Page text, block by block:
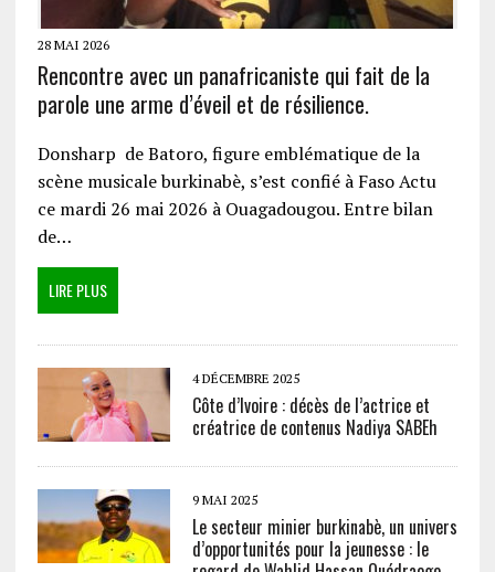
28 MAI 2026
Rencontre avec un panafricaniste qui fait de la
parole une arme d’éveil et de résilience.
Donsharp de Batoro, figure emblématique de la
scène musicale burkinabè, s’est confié à Faso Actu
ce mardi 26 mai 2026 à Ouagadougou. Entre bilan
de…
LIRE PLUS
4 DÉCEMBRE 2025
Côte d’Ivoire : décès de l’actrice et
créatrice de contenus Nadiya SABEh
9 MAI 2025
Le secteur minier burkinabè, un univers
d’opportunités pour la jeunesse : le